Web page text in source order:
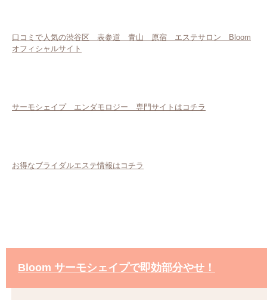
口コミで人気の渋谷区 表参道 青山 原宿 エステサロン Bloom
オフィシャルサイト
サーモシェイプ エンダモロジー 専門サイトはコチラ
お得なブライダルエステ情報はコチラ
Bloom サーモシェイプで即効部分やせ！